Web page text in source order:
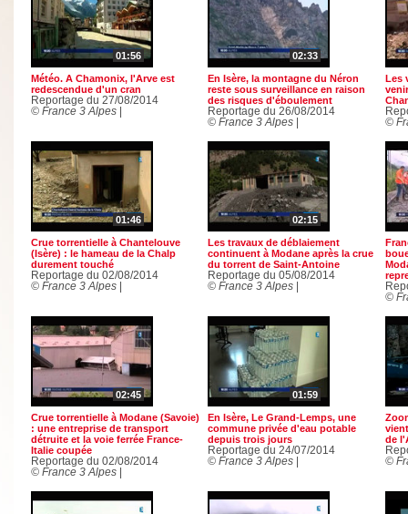
01:56
Météo. A Chamonix, l'Arve est
redescendue d'un cran
Reportage du 27/08/2014
© France 3 Alpes|
02:33
En Isère, la montagne du Néron
reste sous surveillance en raison
des risques d'éboulement
Reportage du 26/08/2014
© France 3 Alpes|
Les
©
01:46
Crue torrentielle à Chantelouve
(Isère) : le hameau de la Chalp
durement touché
Reportage du 02/08/2014
© France 3 Alpes|
02:15
Les travaux de déblaiement
continuent à Modane après la crue
du torrent de Saint-Antoine
Reportage du 05/08/2014
© France 3 Alpes|
©
02:45
Crue torrentielle à Modane (Savoie)
: une entreprise de transport
détruite et la voie ferrée France-
Italie coupée
Reportage du 02/08/2014
© France 3 Alpes|
01:59
En Isère, Le Grand-Lemps, une
commune privée d'eau potable
depuis trois jours
Reportage du 24/07/2014
© France 3 Alpes|
de
©